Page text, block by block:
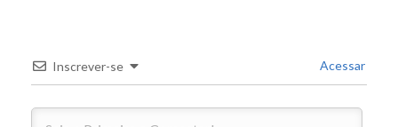
Inscrever-se Acessar